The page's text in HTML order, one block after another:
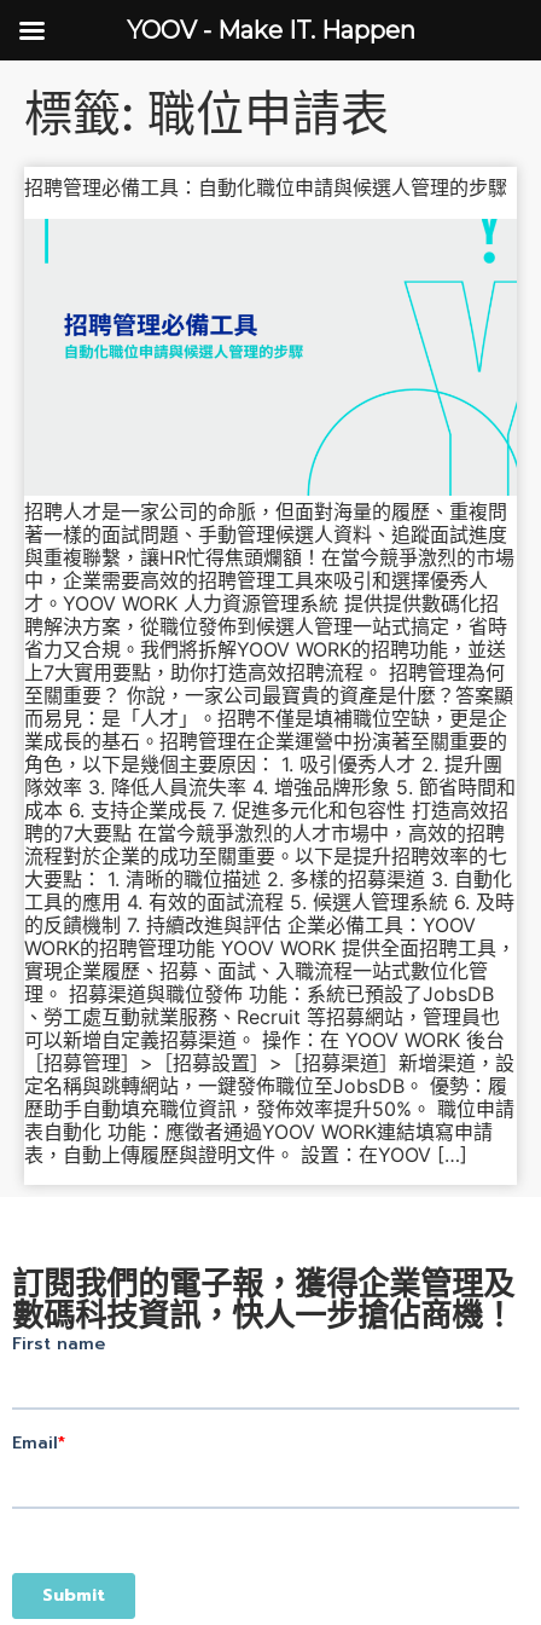
標籤: 職位申請表
招聘管理必備工具：自動化職位申請與候選人管理的步驟
招聘人才是一家公司的命脈，但面對海量的履歷、重複問
著一樣的面試問題、手動管理候選人資料、追蹤面試進度
與重複聯繫，讓HR忙得焦頭爛額！在當今競爭激烈的市場
中，企業需要高效的招聘管理工具來吸引和選擇優秀人
才。YOOV WORK 人力資源管理系統 提供提供數碼化招
聘解決方案，從職位發佈到候選人管理一站式搞定，省時
省力又合規。我們將拆解YOOV WORK的招聘功能，並送
上7大實用要點，助你打造高效招聘流程。 招聘管理為何
至關重要？ 你說，一家公司最寶貴的資產是什麼？答案顯
而易見：是「人才」。招聘不僅是填補職位空缺，更是企
業成長的基石。招聘管理在企業運營中扮演著至關重要的
角色，以下是幾個主要原因： 1. 吸引優秀人才 2. 提升團
隊效率 3. 降低人員流失率 4. 增強品牌形象 5. 節省時間和
成本 6. 支持企業成長 7. 促進多元化和包容性 打造高效招
聘的7大要點 在當今競爭激烈的人才市場中，高效的招聘
流程對於企業的成功至關重要。以下是提升招聘效率的七
大要點： 1. 清晰的職位描述 2. 多樣的招募渠道 3. 自動化
工具的應用 4. 有效的面試流程 5. 候選人管理系統 6. 及時
的反饋機制 7. 持續改進與評估 企業必備工具：YOOV
WORK的招聘管理功能 YOOV WORK 提供全面招聘工具，
實現企業履歷、招募、面試、入職流程一站式數位化管
理。 招募渠道與職位發佈 功能：系統已預設了JobsDB
、勞工處互動就業服務、Recruit 等招募網站，管理員也
可以新增自定義招募渠道。 操作：在 YOOV WORK 後台
［招募管理］>［招募設置］>［招募渠道］新增渠道，設
定名稱與跳轉網站，一鍵發佈職位至JobsDB。 優勢：履
歷助手自動填充職位資訊，發佈效率提升50%。 職位申請
表自動化 功能：應徵者通過YOOV WORK連結填寫申請
表，自動上傳履歷與證明文件。 設置：在YOOV […]
訂閱我們的電子報，獲得企業管理及
數碼科技資訊，快人一步搶佔商機！
YOOV - Make IT. Happen